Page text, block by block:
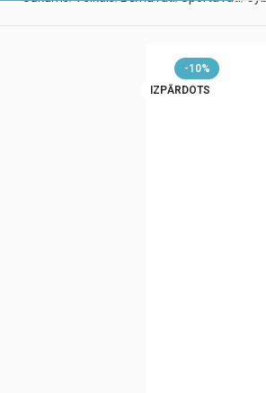
-10%
IZPĀRDOTS